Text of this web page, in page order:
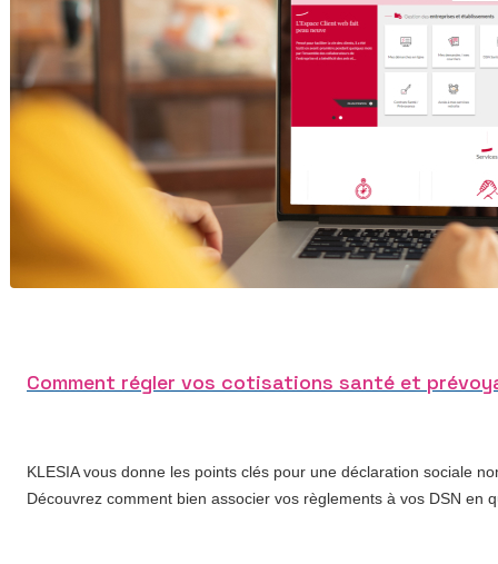
Comment régler vos cotisations santé et
KLESIA vous donne les points clés pour une déclaration sociale
Découvrez comment bien associer vos règlements à vos DSN en